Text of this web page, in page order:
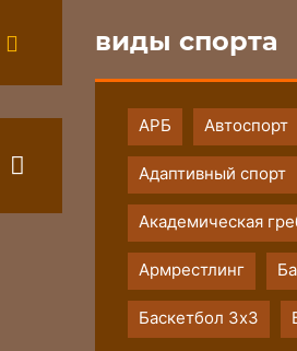
виды спорта
АРБ Автоспорт
Адаптивный спорт
Академическая
Армрестлинг
Баскетбол 3х3